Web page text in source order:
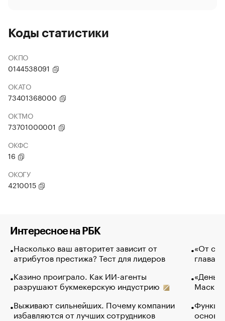
Коды статистики
ОКПО
0144538091
ОКАТО
73401368000
ОКТМО
73701000001
ОКФС
16
ОКОГУ
4210015
Интересное на РБК
Насколько ваш авторитет зависит от
атрибутов престижа? Тест для лидеров
Казино проиграло. Как ИИ-агенты
разрушают букмекерскую индустрию
Выживают сильнейших. Почему компании
избавляются от лучших сотрудников
«От
глава
Маск в
основ